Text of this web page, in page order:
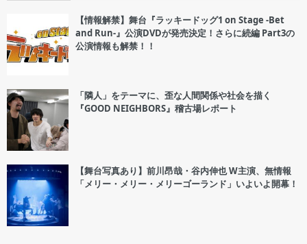
【情報解禁】舞台『ラッキードッグ1 on Stage -Bet
and Run-』公演DVDが発売決定！さらに続編 Part3の
公演情報も解禁！！
「隣人」をテーマに、歪な人間関係や社会を描く
『GOOD NEIGHBORS』稽古場レポート
【舞台写真あり】前川昂哉・谷内伸也 W主演、無情報
「メリー・メリー・メリーゴーランド」いよいよ開幕！